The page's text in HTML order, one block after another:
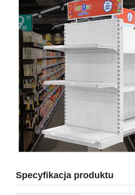
Specyfikacja produktu